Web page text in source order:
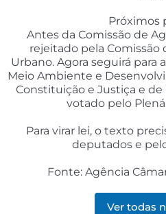
Próximos
Antes da Comissão de
rejeitado pela
Urbano. Agora seguirá para
Meio Ambiente e
Constituição e Justiça e de
votado pelo
Para virar lei, o texto
deputados e
Fonte: Agência
Ver todas